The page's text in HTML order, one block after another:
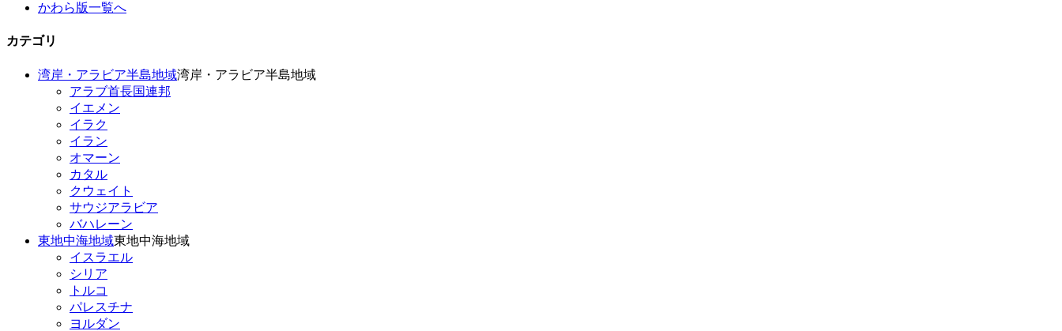
かわら版一覧へ
カテゴリ
湾岸・アラビア半島地域湾岸・アラビア半島地域
アラブ首長国連邦
イエメン
イラク
イラン
オマーン
カタル
クウェイト
サウジアラビア
バハレーン
東地中海地域東地中海地域
イスラエル
シリア
トルコ
パレスチナ
ヨルダン